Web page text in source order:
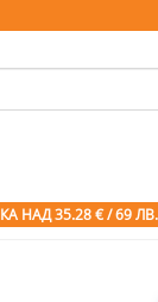
НАД 35.28 € / 69 ЛВ.